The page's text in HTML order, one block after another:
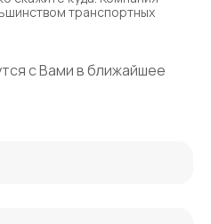
транспортных
с Вами в ближайшее